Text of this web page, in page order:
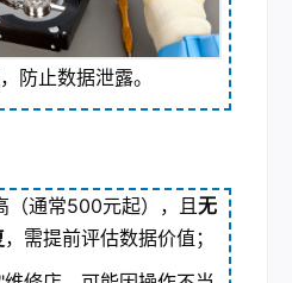
，防止数据泄露。
（通常500元起），且无
，需提前评估数据价值；